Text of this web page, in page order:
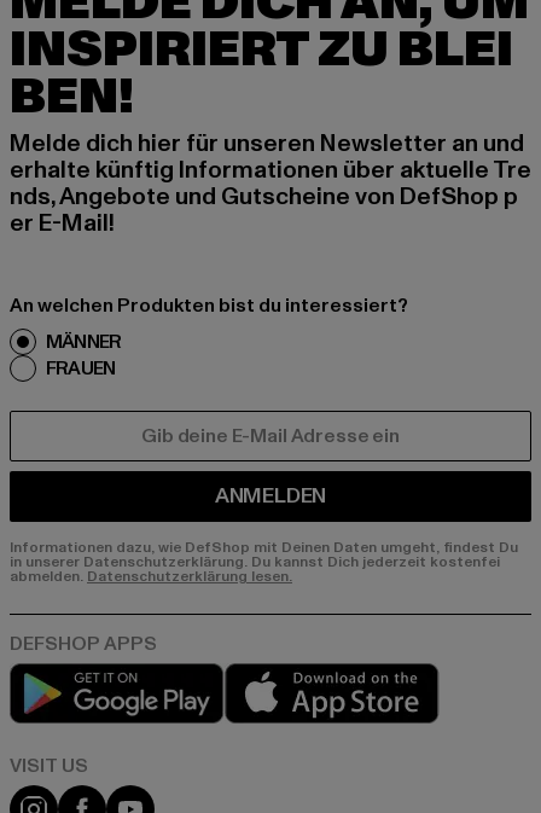
INSPIRIERT ZU BLEI
BEN!
Melde dich hier für unseren Newsletter an und
erhalte künftig Informationen über aktuelle Tre
nds, Angebote und Gutscheine von DefShop p
er E-Mail!
An welchen Produkten bist du interessiert?
MÄNNER
FRAUEN
ANMELDEN
Informationen dazu, wie DefShop mit Deinen Daten umgeht, findest Du
in unserer Datenschutzerklärung. Du kannst Dich jederzeit kostenfei
abmelden. Datenschutzerklärung lesen.
Play market
Visit our Instagram page:
Visit our Facebook page:
Visit our YouTube channel: